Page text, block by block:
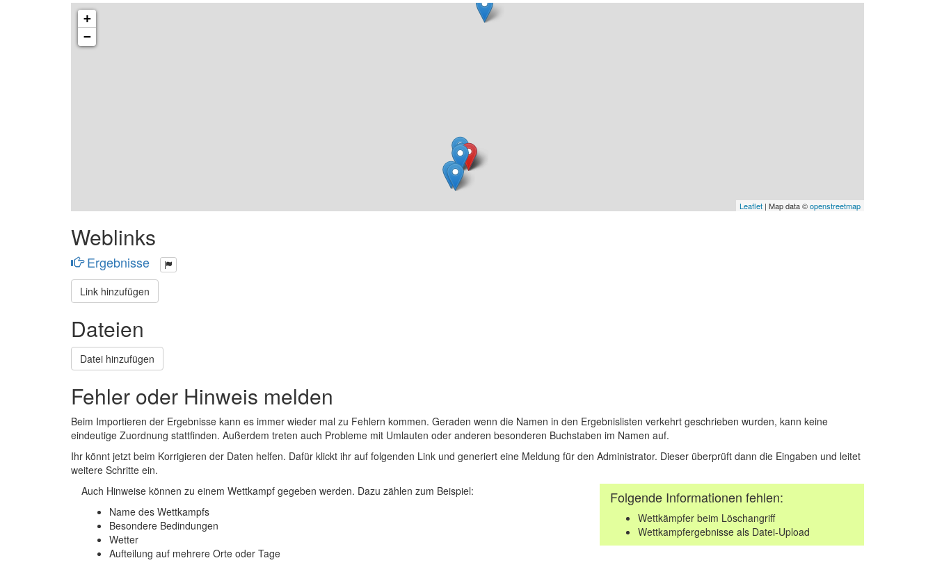
+
−
Leaflet | Map data ©openstreetmap
Weblinks
Ergebnisse
Link hinzufügen
Dateien
Datei hinzufügen
Fehler oder Hinweis melden
Beim Importieren der Ergebnisse kann es immer wieder mal zu Fehlern kommen. Geraden wenn die Namen in den Ergebnislisten verkehrt geschrieben wurden, kann keine
eindeutige Zuordnung stattfinden. Außerdem treten auch Probleme mit Umlauten oder anderen besonderen Buchstaben im Namen auf.
Ihr könnt jetzt beim Korrigieren der Daten helfen. Dafür klickt ihr auf folgenden Link und generiert eine Meldung für den Administrator. Dieser überprüft dann die Eingaben und leitet
weitere Schritte ein.
Auch Hinweise können zu einem Wettkampf gegeben werden. Dazu zählen zum Beispiel:
Name des Wettkampfs
Besondere Bedindungen
Wetter
Aufteilung auf mehrere Orte oder Tage
Folgende Informationen fehlen:
Wettkämpfer beim Löschangriff
Wettkampfergebnisse als Datei-Upload